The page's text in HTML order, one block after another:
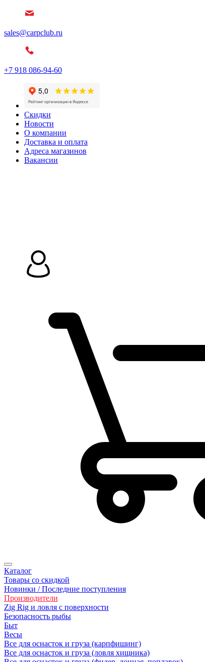
sales@carpclub.ru
+7 918 086-94-60
Скидки
Новости
О компании
Доставка и оплата
Адреса магазинов
Вакансии
Каталог
Товары со скидкой
Новинки / Последние поступления
Производители
Zig Rig и ловля с поверхности
Безoпасность рыбы
Быт
Весы
Все для оснасток и груза (карпфишинг)
Все для оснасток и груза (ловля хищника)